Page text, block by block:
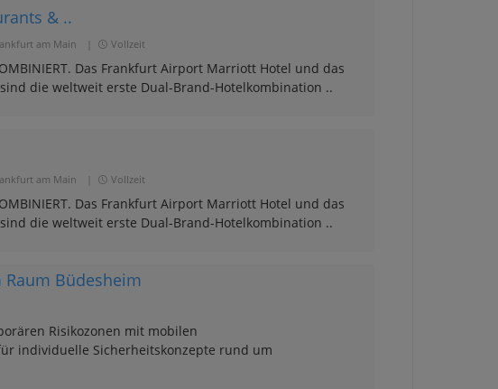
& ..
am Main Vollzeit
KOMBINIERT. Das Frankfurt Airport Marriott Hotel und das
die weltweit erste Dual-Brand-Hotelkombination ..
am Main Vollzeit
KOMBINIERT. Das Frankfurt Airport Marriott Hotel und das
die weltweit erste Dual-Brand-Hotelkombination ..
Büdesheim
Risikozonen mit mobilen
individuelle Sicherheitskonzepte rund um